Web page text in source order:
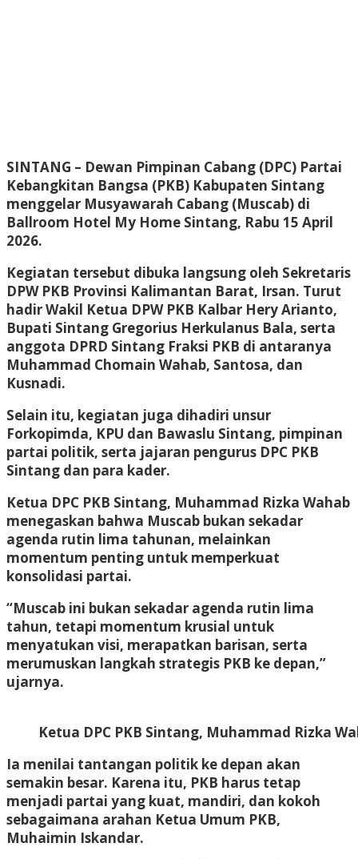
SINTANG – Dewan Pimpinan Cabang (DPC) Partai
Kebangkitan Bangsa (PKB) Kabupaten Sintang
menggelar Musyawarah Cabang (Muscab) di
Ballroom Hotel My Home Sintang, Rabu 15 April
2026.
Kegiatan tersebut dibuka langsung oleh Sekretaris
DPW PKB Provinsi Kalimantan Barat, Irsan. Turut
hadir Wakil Ketua DPW PKB Kalbar Hery Arianto,
Bupati Sintang Gregorius Herkulanus Bala, serta
anggota DPRD Sintang Fraksi PKB di antaranya
Muhammad Chomain Wahab, Santosa, dan
Kusnadi.
Selain itu, kegiatan juga dihadiri unsur
Forkopimda, KPU dan Bawaslu Sintang, pimpinan
partai politik, serta jajaran pengurus DPC PKB
Sintang dan para kader.
Ketua DPC PKB Sintang, Muhammad Rizka Wahab
menegaskan bahwa Muscab bukan sekadar
agenda rutin lima tahunan, melainkan
momentum penting untuk memperkuat
konsolidasi partai.
“Muscab ini bukan sekadar agenda rutin lima
tahun, tetapi momentum krusial untuk
menyatukan visi, merapatkan barisan, serta
merumuskan langkah strategis PKB ke depan,”
ujarnya.
Ketua DPC PKB Sintang, Muhammad Rizka
Ia menilai tantangan politik ke depan akan
semakin besar. Karena itu, PKB harus tetap
menjadi partai yang kuat, mandiri, dan kokoh
sebagaimana arahan Ketua Umum PKB,
Muhaimin Iskandar.